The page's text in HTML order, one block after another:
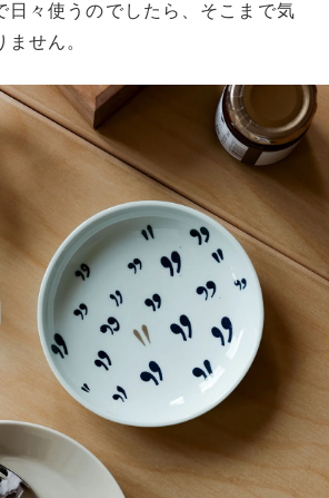
日々使うのでしたら、そこまで気
せん。